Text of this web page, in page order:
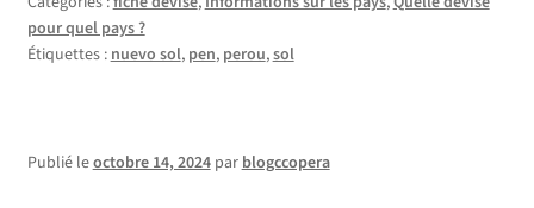
pour quel pays ?
Étiquettes : nuevo sol, pen, perou,sol
Publié leoctobre 14, 2024 parblogccopera